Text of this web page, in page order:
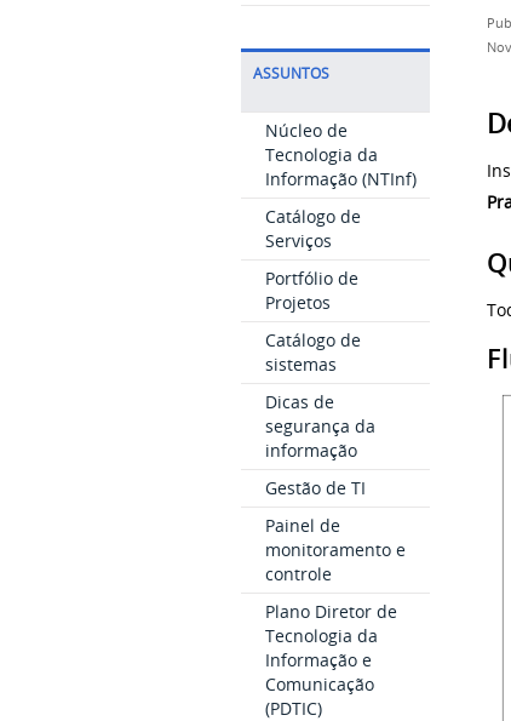
ASSUNTOS
Núcleo de
Tecnologia da
Informação (NTInf)
Catálogo de
Serviços
Portfólio de
Projetos
Catálogo de
sistemas
Dicas de
segurança da
informação
Gestão de TI
Painel de
monitoramento e
controle
Plano Diretor de
Tecnologia da
Informação e
Comunicação
(PDTIC)